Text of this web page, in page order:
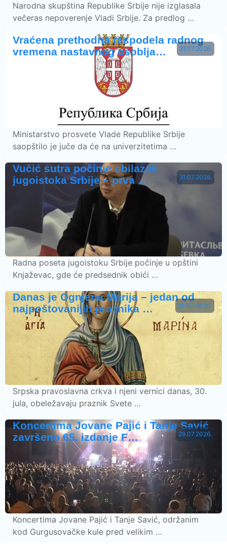
Narodna skupština Republike Srbije nije izglasala
večeras nepoverenje Vladi Srbije. Za predlog …
31.07.2026.
Vraćena prethodna raspodela radnog
vremena nastavnog osoblja…
Ministarstvo prosvete Vlade Republike Srbije
saopštilo je juče da će na univerzitetima …
31.07.2026.
Vučić sutra počinje obilazak
jugoistoka Srbije – prva …
Radna poseta jugoistoku Srbije počinje u opštini
Knjaževac, gde će predsednik obići …
30.07.2026.
Danas je Ognjena Marija – jedan od
najpoštovanijih praznika …
Srpska pravoslavna crkva i njeni vernici danas, 30.
jula, obeležavaju praznik Svete …
29.07.2026.
Koncertima Jovane Pajić i Tanje Savić
završeno 65. izdanje F…
Koncertima Jovane Pajić i Tanje Savić, održanim
kod Gurgusovačke kule pred velikim …